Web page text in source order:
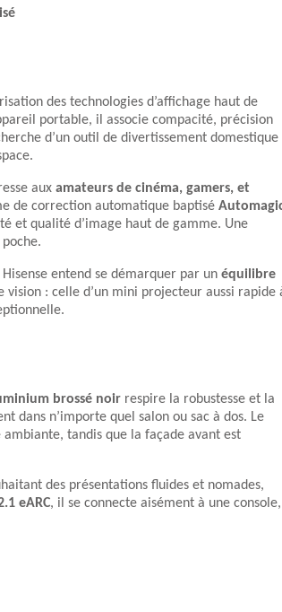
des technologies d’affichage haut de
portable, il associe compacité, précision
d’un outil de divertissement domestique
aux amateurs de cinéma, gamers, et
de correction automatique baptisé
et qualité d’image haut de gamme. Une
entend se démarquer par un équilibre
vision : celle d’un mini projecteur aussi rapide
brossé noir respire la robustesse et la
dans n’importe quel salon ou sac à dos. Le
tandis que la façade avant est
des présentations fluides et nomades,
eARC, il se connecte aisément à une console,